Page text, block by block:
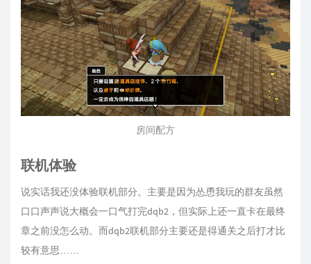
房间配方
联机体验
说实话我还没体验联机部分。主要是因为怂恿我玩的群友虽然
口口声声说大概会一口气打完dqb2，但实际上还一直卡在最终
章之前没怎么动。而dqb2联机部分主要还是得通关之后打才比
较有意思……